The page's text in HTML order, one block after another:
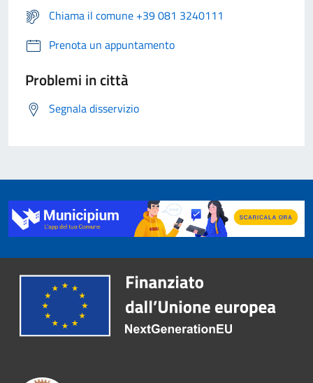
Chiama il comune +39 081 3240111
Prenota un appuntamento
Problemi in città
Segnala disservizio